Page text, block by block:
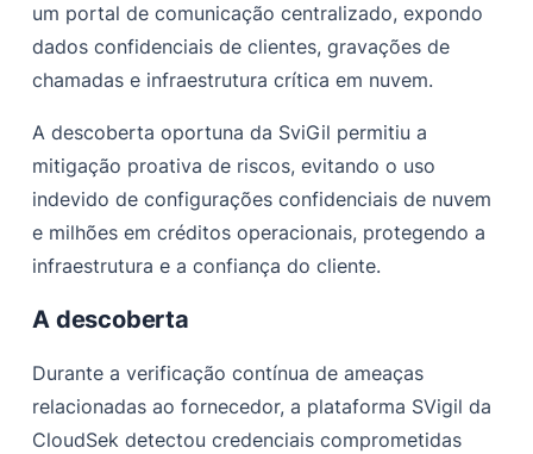
um portal de comunicação centralizado, expondo
dados confidenciais de clientes, gravações de
chamadas e infraestrutura crítica em nuvem.
A descoberta oportuna da SviGil permitiu a
mitigação proativa de riscos, evitando o uso
indevido de configurações confidenciais de nuvem
e milhões em créditos operacionais, protegendo a
infraestrutura e a confiança do cliente.
A descoberta
Durante a verificação contínua de ameaças
relacionadas ao fornecedor, a plataforma SVigil da
CloudSek detectou credenciais comprometidas